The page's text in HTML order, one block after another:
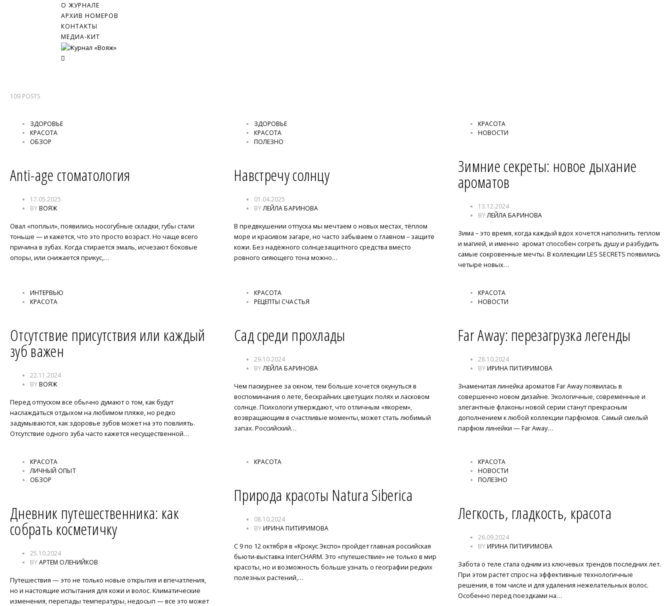
О ЖУРНАЛЕ
АРХИВ НОМЕРОВ
КОНТАКТЫ
МЕДИА-КИТ
109 POSTS
ЗДОРОВЬЕ
КРАСОТА
ОБЗОР
Anti-age стоматология
17.05.2025
BYВОЯЖ
Овал «поплыл», появились носогубные складки, губы стали
тоньше — и кажется, что это просто возраст. Но чаще всего
причина в зубах. Когда стирается эмаль, исчезают боковые
опоры, или снижается прикус,…
ЗДОРОВЬЕ
КРАСОТА
ПОЛЕЗНО
Навстречу солнцу
01.04.2025
BYЛЕЙЛА БАРИНОВА
В предвкушении отпуска мы мечтаем о новых местах, тёплом
море и красивом загаре, но часто забываем о главном – защите
кожи. Без надёжного солнцезащитного средства вместо
ровного сияющего тона можно…
КРАСОТА
НОВОСТИ
Зимние секреты: новое дыхание
ароматов
13.12.2024
BYЛЕЙЛА БАРИНОВА
Зима – это время, когда каждый вдох хочется наполнить теплом
и магией, и именно аромат способен согреть душу и разбудить
самые сокровенные мечты. В коллекции LES SECRETS появились
четыре новых…
ИНТЕРВЬЮ
КРАСОТА
Отсутствие присутствия или каждый
зуб важен
22.11.2024
BYВОЯЖ
Перед отпуском все обычно думают о том, как будут
наслаждаться отдыхом на любимом пляже, но редко
задумываются, как здоровье зубов может на это повлиять.
Отсутствие одного зуба часто кажется несущественной…
КРАСОТА
РЕЦЕПТЫ СЧАСТЬЯ
Сад среди прохлады
29.10.2024
BYЛЕЙЛА БАРИНОВА
Чем пасмурнее за окном, тем больше хочется окунуться в
воспоминания о лете, бескрайних цветущих полях и ласковом
солнце. Психологи утверждают, что отличным «якорем»,
возвращающим в счастливые моменты, может стать любимый
запах. Российский…
КРАСОТА
НОВОСТИ
Far Away: перезагрузка легенды
28.10.2024
BYИРИНА ПИТИРИМОВА
Знаменитая линейка ароматов Far Away появилась в
совершенно новом дизайне. Экологичные, современные и
элегантные флаконы новой серии станут прекрасным
дополнением к любой коллекции парфюмов. Самый смелый
парфюм линейки — Far Away…
КРАСОТА
ЛИЧНЫЙ ОПЫТ
ОБЗОР
Дневник путешественника: как
собрать косметичку
25.10.2024
BYАРТЕМ ОЛЕНИЙКОВ
Путешествия — это не только новые открытия и впечатления,
но и настоящие испытания для кожи и волос. Климатические
изменения, перепады температуры, недосып — все это может
КРАСОТА
Природа красоты Natura Siberica
08.10.2024
BYИРИНА ПИТИРИМОВА
С 9 по 12 октября в «Крокус Экспо» пройдет главная российская
бьюти-выставка InterCHARM. Это «путешествие» не только в мир
красоты, но и возможность больше узнать о географии редких
полезных растений,…
КРАСОТА
НОВОСТИ
ПОЛЕЗНО
Легкость, гладкость, красота
26.09.2024
BYИРИНА ПИТИРИМОВА
Забота о теле стала одним из ключевых трендов последних лет.
При этом растет спрос на эффективные технологичные
решения, в том числе и для удаления нежелательных волос.
Особенно перед поездками на…